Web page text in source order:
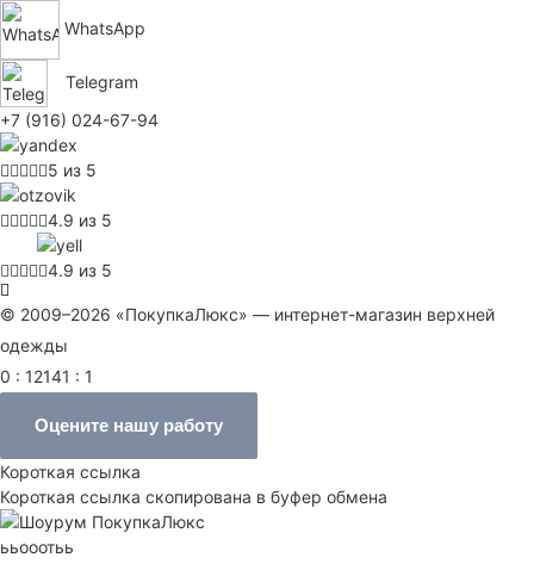
WhatsApp
Telegram
+7 (916) 024-67-94
5 из 5
4.9 из 5
4.9 из 5
© 2009–2026 «ПокупкаЛюкс» — интернет-магазин верхней
одежды
0 : 12141 : 1
Оцените нашу работу
Короткая ссылка
Короткая ссылка скопирована в буфер обмена
ььооотьь